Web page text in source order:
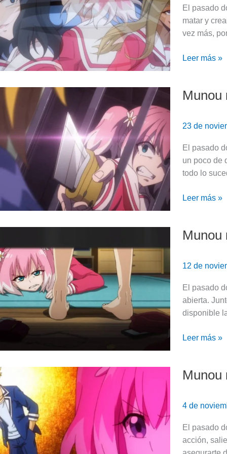
El pasado
matar y
vez más,
8
(Review)
Leer más »
Munou
23 de
El pasado
un poco de
todo lo
Munou
Episodio
7
Leer más »
Munou
12 de
El pasado
abierta.
disponible
Munou
Episodio
6
(Review)
Leer más »
Munou
4 de
El pasado
acción,
Munou
Episodio
5
(Review)